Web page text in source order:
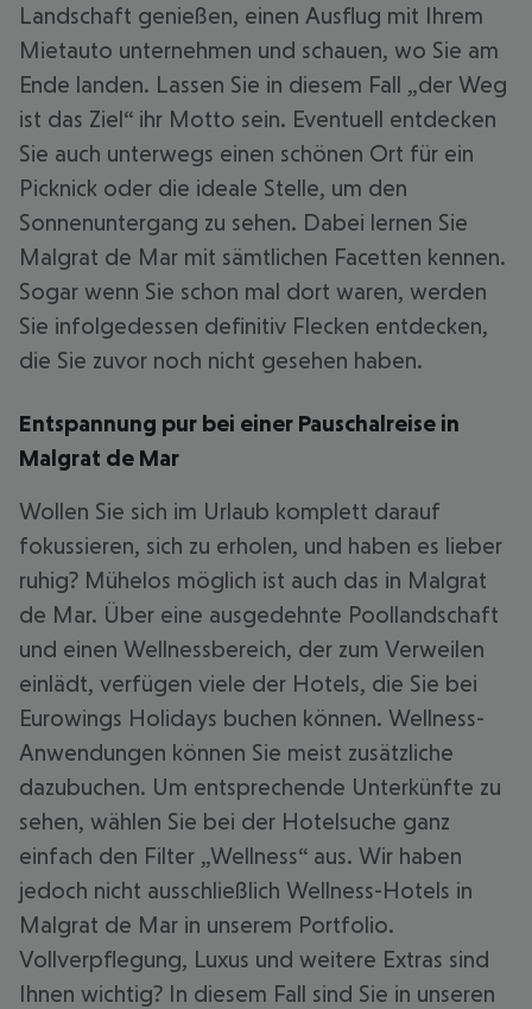
Landschaft genießen, einen Ausflug mit Ihrem
Mietauto unternehmen und schauen, wo Sie am
Ende landen. Lassen Sie in diesem Fall „der Weg
ist das Ziel“ ihr Motto sein. Eventuell entdecken
Sie auch unterwegs einen schönen Ort für ein
Picknick oder die ideale Stelle, um den
Sonnenuntergang zu sehen. Dabei lernen Sie
Malgrat de Mar mit sämtlichen Facetten kennen.
Sogar wenn Sie schon mal dort waren, werden
Sie infolgedessen definitiv Flecken entdecken,
die Sie zuvor noch nicht gesehen haben.
Entspannung pur bei einer Pauschalreise in
Malgrat de Mar
Wollen Sie sich im Urlaub komplett darauf
fokussieren, sich zu erholen, und haben es lieber
ruhig? Mühelos möglich ist auch das in Malgrat
de Mar. Über eine ausgedehnte Poollandschaft
und einen Wellnessbereich, der zum Verweilen
einlädt, verfügen viele der Hotels, die Sie bei
Eurowings Holidays buchen können. Wellness-
Anwendungen können Sie meist zusätzliche
dazubuchen. Um entsprechende Unterkünfte zu
sehen, wählen Sie bei der Hotelsuche ganz
einfach den Filter „Wellness“ aus. Wir haben
jedoch nicht ausschließlich Wellness-Hotels in
Malgrat de Mar in unserem Portfolio.
Vollverpflegung, Luxus und weitere Extras sind
Ihnen wichtig? In diesem Fall sind Sie in unseren